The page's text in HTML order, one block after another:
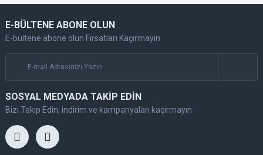
E-BÜLTENE ABONE OLUN
E-bültene abone olun Fırsatları Kaçırmayın
SOSYAL MEDYADA TAKİP EDİN
Bizi Takip Edin, indirim ve kampanyaları kaçırmayın